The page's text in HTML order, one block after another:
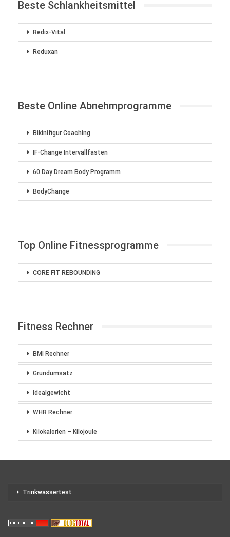
Beste Schlankheitsmittel
Redix-Vital
Reduxan
Beste Online Abnehmprogramme
Bikinifigur Coaching
IF-Change Intervallfasten
60 Day Dream Body Programm
BodyChange
Top Online Fitnessprogramme
CORE FIT REBOUNDING
Fitness Rechner
BMI Rechner
Grundumsatz
Idealgewicht
WHR Rechner
Kilokalorien – Kilojoule
Trinkwassertest